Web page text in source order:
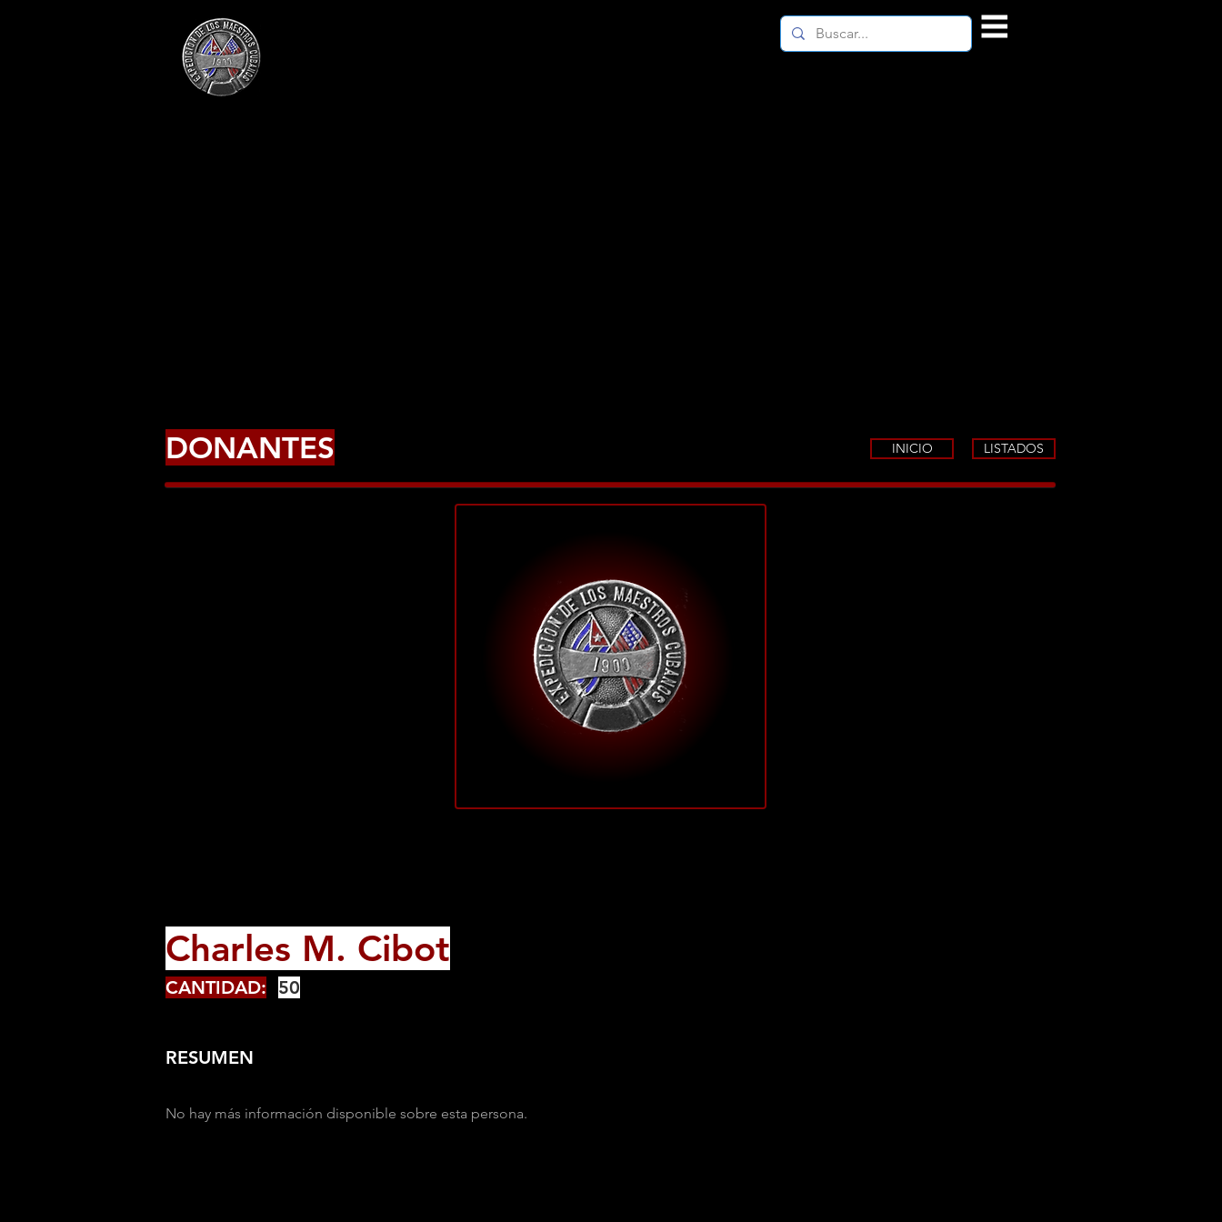
DONANTES INICIO LISTADOS
Charles M. Cibot
CANTIDAD: 50
RESUMEN
No hay más información disponible sobre esta persona.